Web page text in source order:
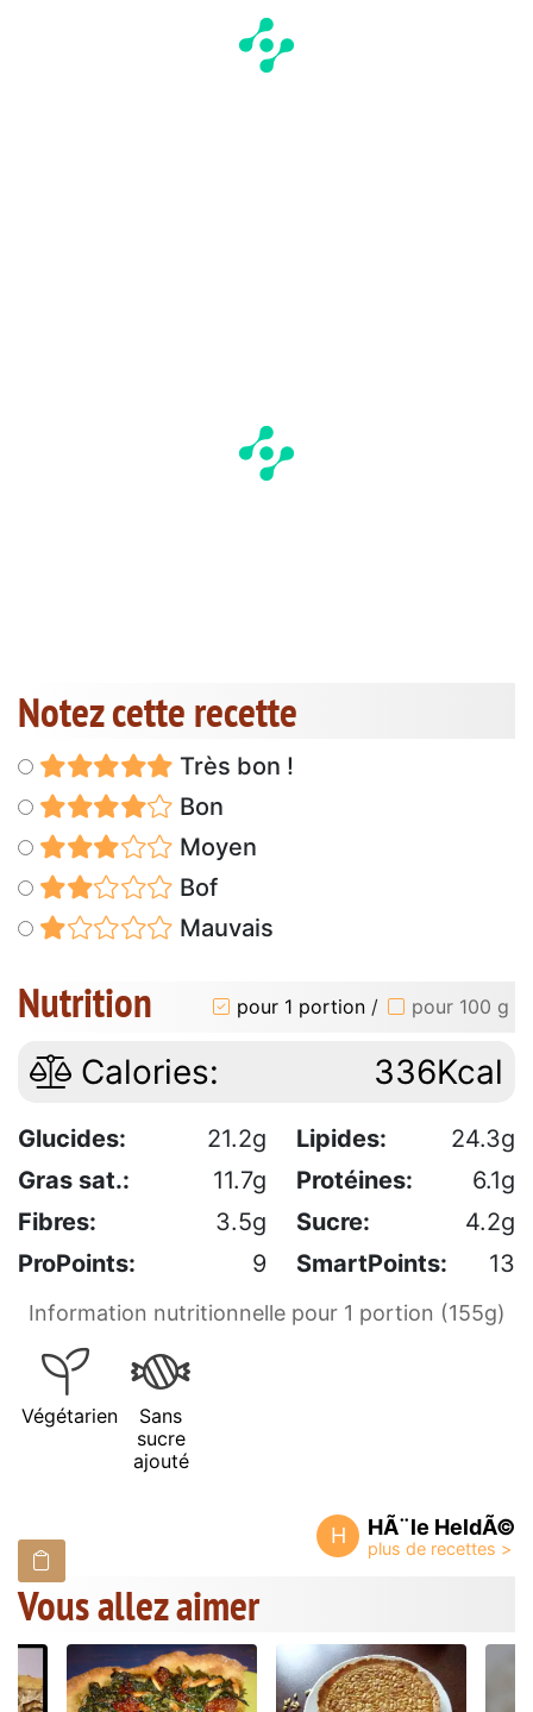
Notez cette recette
Très bon !
Bon
Moyen
Bof
Mauvais
Nutrition pour 1 portion / pour 100 g
Calories: 336Kcal
Glucides: 21.2g Lipides:
24.3g
Gras sat.:
11.7g Protéines:
6.1g
Fibres:
3.5g Sucre:
4.2g
ProPoints:
9 SmartPoints: 13
Information nutritionnelle pour 1 portion (155g)
Végétarien
Sans
sucre
ajouté
H HÃ¨le HeldÃ©
Vous allez aimer